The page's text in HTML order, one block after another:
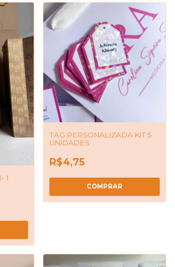
1
TAG PERSONALIZADA KIT 5
UNIDADES
R$4,75
COMPRAR